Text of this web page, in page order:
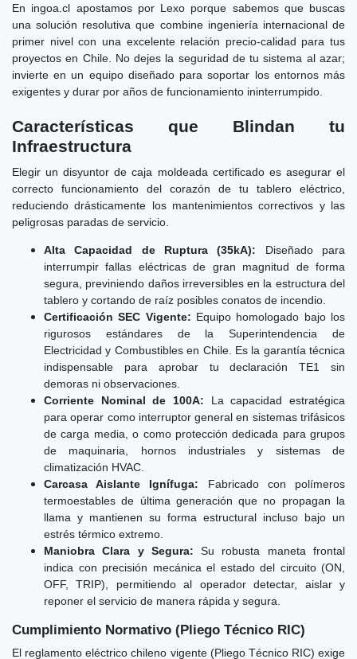
En ingoa.cl apostamos por Lexo porque sabemos que buscas
una solución resolutiva que combine ingeniería internacional de
primer nivel con una excelente relación precio-calidad para tus
proyectos en Chile. No dejes la seguridad de tu sistema al azar;
invierte en un equipo diseñado para soportar los entornos más
exigentes y durar por años de funcionamiento ininterrumpido.
Características que Blindan tu
Infraestructura
Elegir un disyuntor de caja moldeada certificado es asegurar el
correcto funcionamiento del corazón de tu tablero eléctrico,
reduciendo drásticamente los mantenimientos correctivos y las
peligrosas paradas de servicio.
Alta Capacidad de Ruptura (35kA): Diseñado para
interrumpir fallas eléctricas de gran magnitud de forma
segura, previniendo daños irreversibles en la estructura del
tablero y cortando de raíz posibles conatos de incendio.
Certificación SEC Vigente: Equipo homologado bajo los
rigurosos estándares de la Superintendencia de
Electricidad y Combustibles en Chile. Es la garantía técnica
indispensable para aprobar tu declaración TE1 sin
demoras ni observaciones.
Corriente Nominal de 100A: La capacidad estratégica
para operar como interruptor general en sistemas trifásicos
de carga media, o como protección dedicada para grupos
de maquinaria, hornos industriales y sistemas de
climatización HVAC.
Carcasa Aislante Ignífuga: Fabricado con polímeros
termoestables de última generación que no propagan la
llama y mantienen su forma estructural incluso bajo un
estrés térmico extremo.
Maniobra Clara y Segura: Su robusta maneta frontal
indica con precisión mecánica el estado del circuito (ON,
OFF, TRIP), permitiendo al operador detectar, aislar y
reponer el servicio de manera rápida y segura.
Cumplimiento Normativo (Pliego Técnico RIC)
El reglamento eléctrico chileno vigente (Pliego Técnico RIC) exige